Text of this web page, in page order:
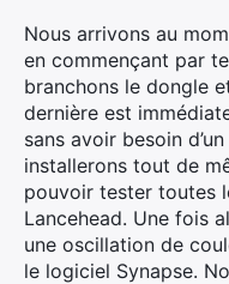
Nous arrivons au
en commençant par
branchons le dongle
dernière est
sans avoir besoin
installerons tout de
pouvoir tester toutes
Lancehead. Une fois
une oscillation de
le logiciel Synapse.